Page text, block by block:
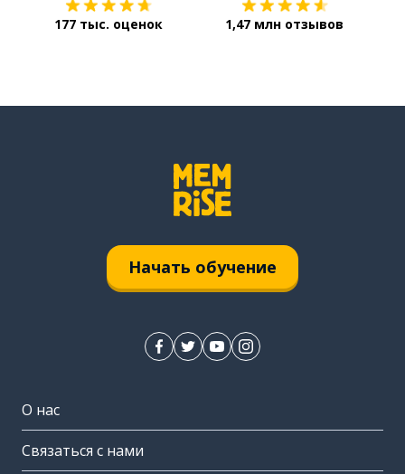
177 тыс. оценок 1,47 млн отзывов
Начать обучение
О нас
Связаться с нами